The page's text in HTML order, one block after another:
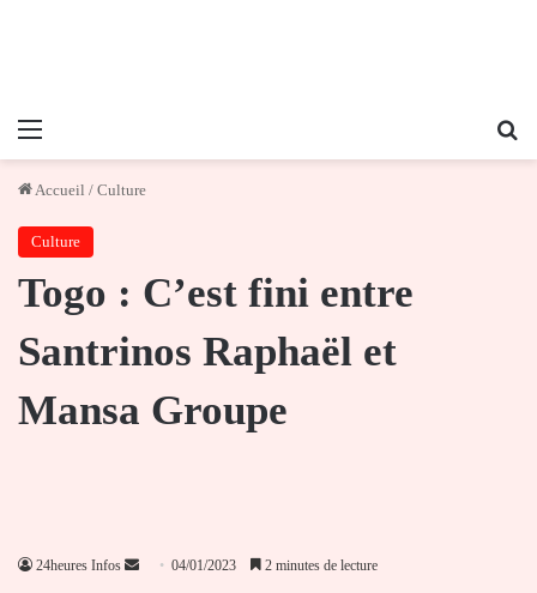
Menu
Accueil / Culture
Culture
Togo : C’est fini entre
Santrinos Raphaël et
Mansa Groupe
24heures Infos
Envoyer04/01/2023 2 minutes de lecture